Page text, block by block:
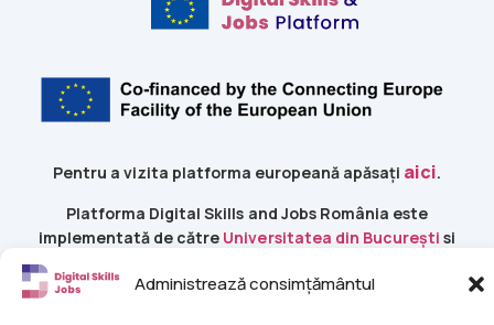
Administrează consimțământul
Pentru a vizita platforma europeană apăsați aici.
Platforma Digital Skills and Jobs România este
implementată de către Universitatea din București si
INEA/CEF/ICT/A2020/2377485.